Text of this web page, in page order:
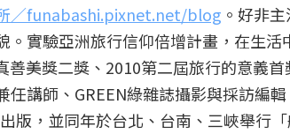
／funabashi.pixnet.net/blog 。好非
。實驗亞洲旅行信仰倍增計畫，在生
善美獎二獎、2010第二屆旅行的意義
任講師、GREEN綠雜誌攝影與採訪編
版，並同年於台北、台南、三峽舉行